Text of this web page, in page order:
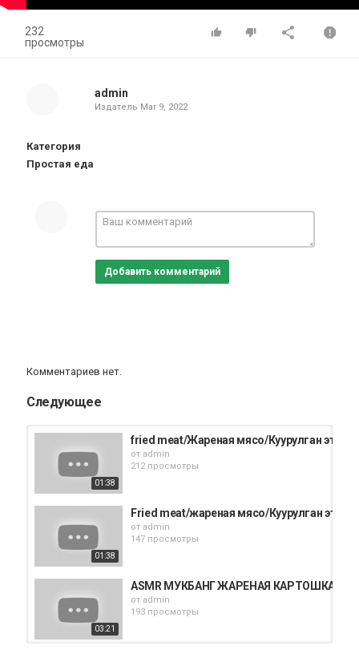
232
просмотры
admin
Издатель Mar 9, 2022
Категория
Простая еда
Добавить комментарий
Комментариев нет.
Следующее
01:38
fried meat/Жареная мясо/Куурулган эт
от admin
212 просмотры
01:38
Fried meat/жареная мясо/Куурулган эт
от admin
147 просмотры
03:21
ASMR МУКБАНГ ЖАРЕНАЯ КАРТОШКА НА
от admin
193 просмотры